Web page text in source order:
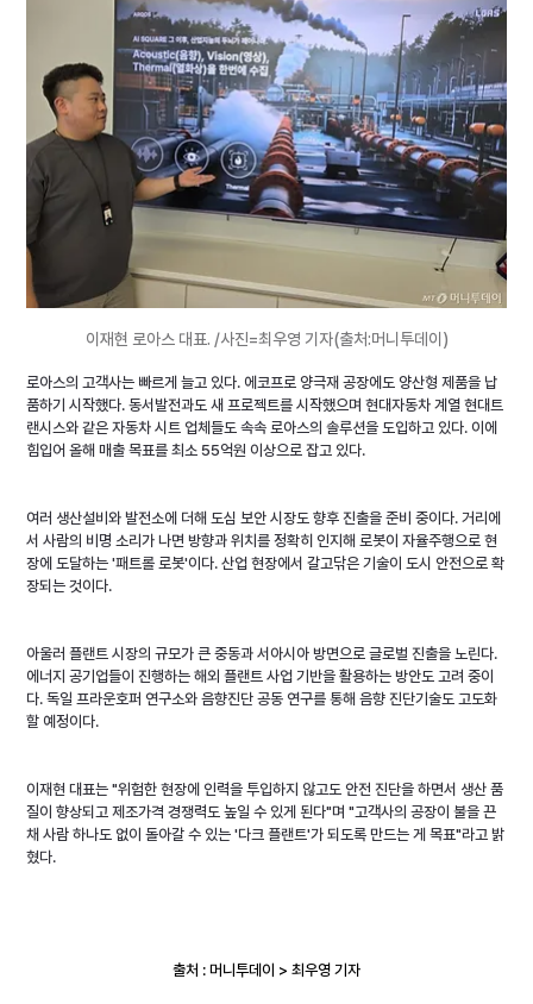
이재현 로아스 대표. /사진=최우영 기자(출처:머니투데이)
로아스의 고객사는 빠르게 늘고 있다. 에코프로 양극재 공장에도 양산형 제품을 납
품하기 시작했다. 동서발전과도 새 프로젝트를 시작했으며 현대자동차 계열 현대트
랜시스와 같은 자동차 시트 업체들도 속속 로아스의 솔루션을 도입하고 있다. 이에
힘입어 올해 매출 목표를 최소 55억원 이상으로 잡고 있다.
여러 생산설비와 발전소에 더해 도심 보안 시장도 향후 진출을 준비 중이다. 거리에
서 사람의 비명 소리가 나면 방향과 위치를 정확히 인지해 로봇이 자율주행으로 현
장에 도달하는 '패트롤 로봇'이다. 산업 현장에서 갈고닦은 기술이 도시 안전으로 확
장되는 것이다.
아울러 플랜트 시장의 규모가 큰 중동과 서아시아 방면으로 글로벌 진출을 노린다.
에너지 공기업들이 진행하는 해외 플랜트 사업 기반을 활용하는 방안도 고려 중이
다. 독일 프라운호퍼 연구소와 음향진단 공동 연구를 통해 음향 진단기술도 고도화
할 예정이다.
이재현 대표는 "위험한 현장에 인력을 투입하지 않고도 안전 진단을 하면서 생산 품
질이 향상되고 제조가격 경쟁력도 높일 수 있게 된다"며 "고객사의 공장이 불을 끈
채 사람 하나도 없이 돌아갈 수 있는 '다크 플랜트'가 되도록 만드는 게 목표"라고 밝
혔다.
출처 : 머니투데이 > 최우영 기자